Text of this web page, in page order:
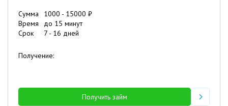
Сумма 1000 - 15000 ₽
Время
до 15 минут
Срок
7 - 16 дней
Получение:
Получить займ